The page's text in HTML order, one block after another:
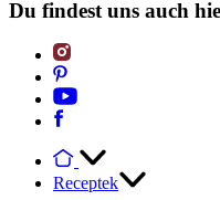
Du findest uns auch
Receptek